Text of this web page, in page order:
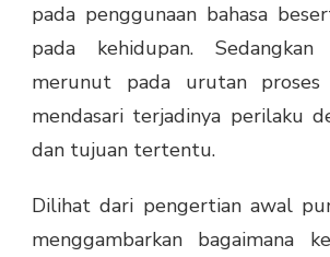
pada penggunaan bahasa
pada kehidupan. Sedangkan
merunut pada urutan
mendasari terjadinya perilaku
dan tujuan tertentu.
Dilihat dari pengertian awal
menggambarkan bagaimana